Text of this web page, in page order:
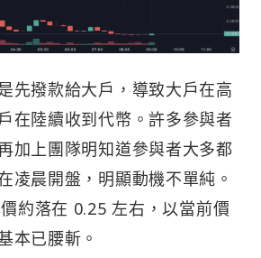
先撥款給大戶，導致大戶在高
在陸續收到代幣。許多參與者
加上團隊明知道參與者大多都
凌晨開盤，明顯動機不單純。
約落在 0.25 左右，以當前價
本已腰斬。